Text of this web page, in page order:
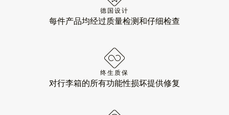
德国设计
每件产品均经过质量检测和仔细检查
终生质保
对行李箱的所有功能性损坏提供修复